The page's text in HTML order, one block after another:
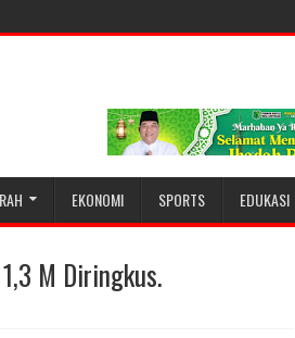
EKONOMI SPORTS EDUKASI
M Diringkus.